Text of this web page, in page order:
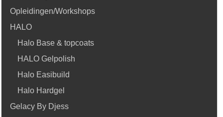
Opleidingen/Workshops
HALO
Halo Base & topcoats
HALO Gelpolish
Halo Easibuild
Halo Hardgel
Gelacy By Djess